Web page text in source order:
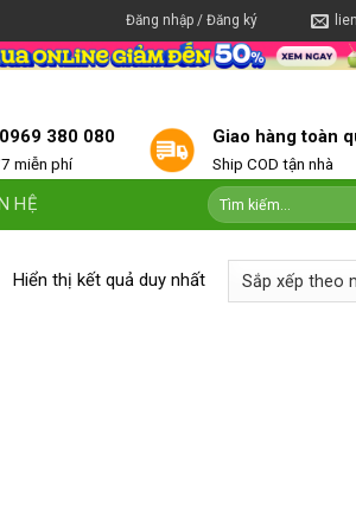
Đăng nhập / Đăng ký
380 080
miễn phí
Giao hàng toàn
Ship COD tận nhà
HỆ
Hiển thị kết quả duy nhất